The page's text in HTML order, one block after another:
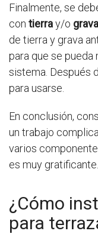
Finalmente, se
con tierray/o grava
de tierra y grava
para que se pueda
sistema. Después
para usarse.
En conclusión,
un trabajo
varios
es muy gratificante.
¿Cómo
para